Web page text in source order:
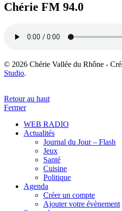
Chérie FM 94.0
© 2026 Chérie Vallée du Rhône -
Studio.
Retour au haut
Fermer
WEB RADIO
Actualités
Journal du Jour – Flash
Jeux
Santé
Cuisine
Politique
Agenda
Créer un compte
Ajouter votre évènement